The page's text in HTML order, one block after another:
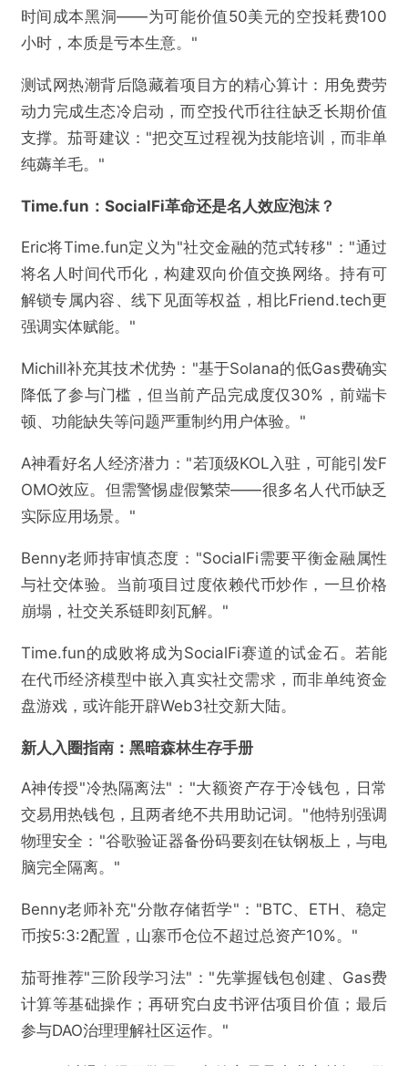
@TechubNews
《币圈不设防》首期回顾：撕开暴富幻象，解码
时间成本黑洞——为可能价值50美元的空投耗费100
小时，本质是亏本生意。"
测试网热潮背后隐藏着项目方的精心算计：用免费劳
动力完成生态冷启动，而空投代币往往缺乏长期价值
支撑。茄哥建议："把交互过程视为技能培训，而非单
纯薅羊毛。"
Time.fun：SocialFi革命还是名人效应泡沫？
Eric将Time.fun定义为"社交金融的范式转移"："通过
将名人时间代币化，构建双向价值交换网络。持有可
解锁专属内容、线下见面等权益，相比Friend.tech更
强调实体赋能。"
Michill补充其技术优势："基于Solana的低Gas费确实
降低了参与门槛，但当前产品完成度仅30%，前端卡
顿、功能缺失等问题严重制约用户体验。"
A神看好名人经济潜力："若顶级KOL入驻，可能引发F
OMO效应。但需警惕虚假繁荣——很多名人代币缺乏
实际应用场景。"
Benny老师持审慎态度："SocialFi需要平衡金融属性
与社交体验。当前项目过度依赖代币炒作，一旦价格
崩塌，社交关系链即刻瓦解。"
Time.fun的成败将成为SocialFi赛道的试金石。若能
在代币经济模型中嵌入真实社交需求，而非单纯资金
盘游戏，或许能开辟Web3社交新大陆。
新人入圈指南：黑暗森林生存手册
A神传授"冷热隔离法"："大额资产存于冷钱包，日常
交易用热钱包，且两者绝不共用助记词。"他特别强调
物理安全："谷歌验证器备份码要刻在钛钢板上，与电
脑完全隔离。"
Benny老师补充"分散存储哲学"："BTC、ETH、稳定
币按5:3:2配置，山寨币仓位不超过总资产10%。"
茄哥推荐"三阶段学习法"："先掌握钱包创建、Gas费
计算等基础操作；再研究白皮书评估项目价值；最后
参与DAO治理理解社区运作。"